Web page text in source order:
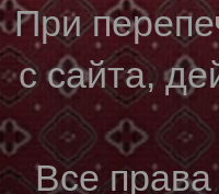
При
с сайта,
Все